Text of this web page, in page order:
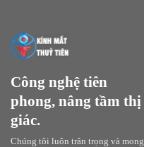
Công nghệ tiên
phong, nâng tầm thị
giác.
Chúng tôi luôn trân trọng và mong